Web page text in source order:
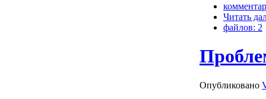
Читать
файлов: 2
Опубликовано